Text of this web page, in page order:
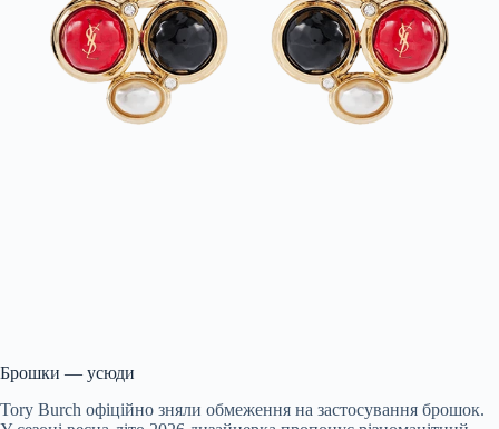
Брошки — усюди
Tory Burch офіційно зняли обмеження на застосування брошок.